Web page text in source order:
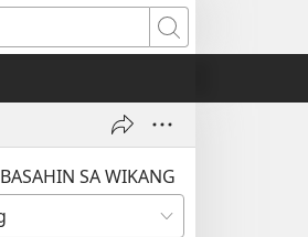
Hanapin
BASAHIN SA WIKANG